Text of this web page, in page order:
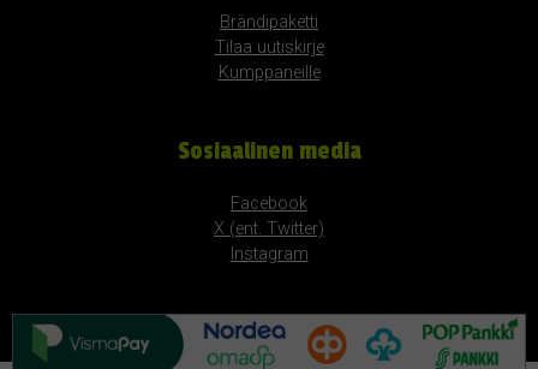
Brändipaketti
Tilaa uutiskirje
Kumppaneille
Sosiaalinen media
Facebook
X (ent. Twitter)
Instagram